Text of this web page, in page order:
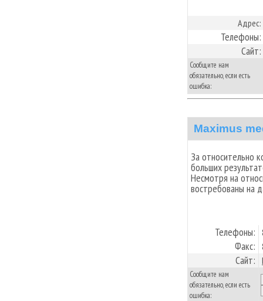
Адрес:
Телефоны:
Сайт:
Сообщите нам
обязательно, если есть
ошибка:
Maximus
За относительно
больших
Несмотря на
востребованы на
Телефоны:
Факс:
Сайт:
Сообщите нам
обязательно, если есть
ошибка: